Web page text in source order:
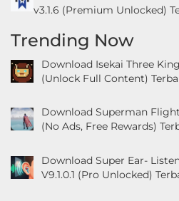
v3.1.6 (Premium Unlocked)
Trending Now
Download Isekai Three
(Unlock Full Content)
Download Superman
(No Ads, Free Rewards)
Download Super Ear-
V9.1.0.1 (Pro Unlocked)